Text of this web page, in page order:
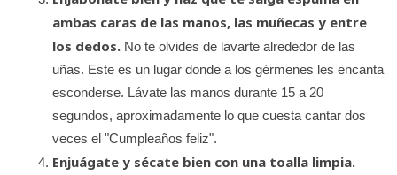
ambas caras de las manos, las muñecas y entre
los dedos. No te olvides de lavarte alrededor de las
uñas. Este es un lugar donde a los gérmenes les encanta
esconderse. Lávate las manos durante 15 a 20
segundos, aproximadamente lo que cuesta cantar dos
veces el "Cumpleaños feliz".
Enjuágate y sécate bien con una toalla limpia.